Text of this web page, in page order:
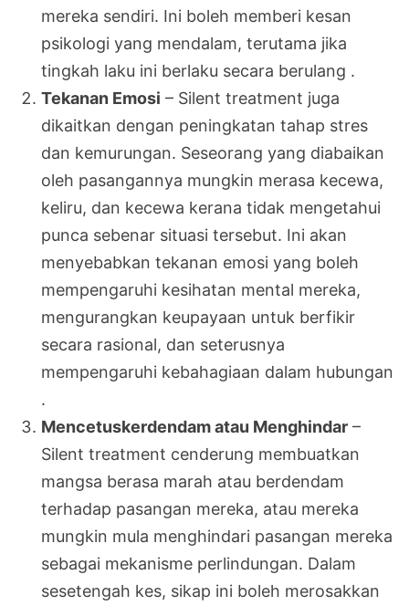
mereka sendiri. Ini boleh memberi kesan
psikologi yang mendalam, terutama jika
tingkah laku ini berlaku secara berulang .
Tekanan Emosi – Silent treatment juga
dikaitkan dengan peningkatan tahap stres
dan kemurungan. Seseorang yang diabaikan
oleh pasangannya mungkin merasa kecewa,
keliru, dan kecewa kerana tidak mengetahui
punca sebenar situasi tersebut. Ini akan
menyebabkan tekanan emosi yang boleh
mempengaruhi kesihatan mental mereka,
mengurangkan keupayaan untuk berfikir
secara rasional, dan seterusnya
mempengaruhi kebahagiaan dalam hubungan
.
Mencetuskerdendam atau Menghindar –
Silent treatment cenderung membuatkan
mangsa berasa marah atau berdendam
terhadap pasangan mereka, atau mereka
mungkin mula menghindari pasangan mereka
sebagai mekanisme perlindungan. Dalam
sesetengah kes, sikap ini boleh merosakkan